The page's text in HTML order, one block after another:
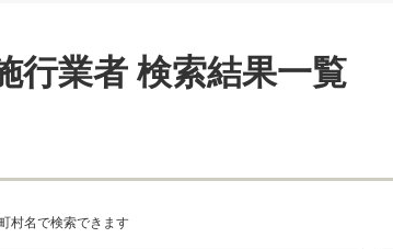
行業者 検索結果一覧
村名で検索できます